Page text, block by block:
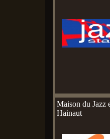
Maison du Jazz
Hainaut